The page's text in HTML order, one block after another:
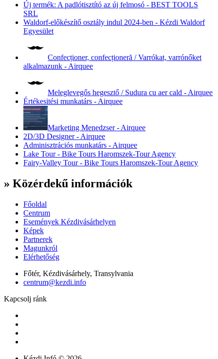
Új termék: A padlótisztító az új felmosó - BEST TOOLS
SRL
Waldorf-előkészítő osztály indul 2024-ben - Kézdi Waldorf
Egyesület
Confecționer, confecționeră / Varrókat, varrónőket
alkalmazunk - Airquee
Meleglevegős hegesztő / Sudura cu aer cald - Airquee
Értékesitési munkatárs - Airquee
Marketing Menedzser - Airquee
2D/3D Designer - Airquee
Adminisztrációs munkatárs - Airquee
Lake Tour - Bike Tours Haromszek-Tour Agency
Fairy-Valley Tour - Bike Tours Haromszek-Tour Agency
» Közérdekű információk
Főoldal
Centrum
Események Kézdivásárhelyen
Képek
Partnerek
Magunkról
Elérhetőség
Főtér, Kézdivásárhely, Transylvania
centrum@kezdi.info
Kapcsolj ránk